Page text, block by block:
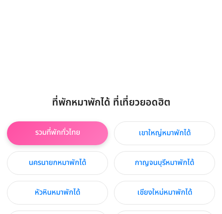
ที่พักหมาพักได้ ที่เที่ยวยอดฮิต
รวมที่พักทั่วไทย เขาใหญ่หมาพักได้
นครนายกหมาพักได้ กาญจนบุรีหมาพักได้
หัวหินหมาพักได้ เชียงใหม่หมาพักได้